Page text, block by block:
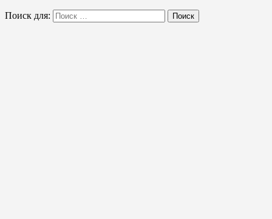
Поиск для: Поиск